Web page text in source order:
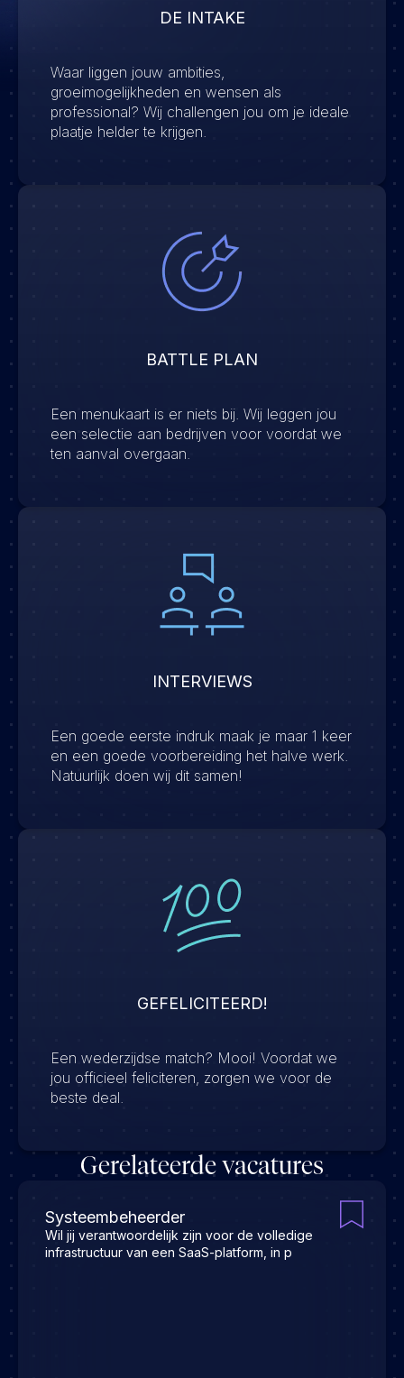
DE INTAKE
Waar liggen jouw ambities,
groeimogelijkheden en wensen als
professional? Wij challengen jou om je ideale
plaatje helder te krijgen.
BATTLE PLAN
Een menukaart is er niets bij. Wij leggen jou
een selectie aan bedrijven voor voordat we
ten aanval overgaan.
INTERVIEWS
Een goede eerste indruk maak je maar 1 keer
en een goede voorbereiding het halve werk.
Natuurlijk doen wij dit samen!
GEFELICITEERD!
Een wederzijdse match? Mooi! Voordat we
jou officieel feliciteren, zorgen we voor de
beste deal.
Gerelateerde vacatures
Systeembeheerder
Wil jij verantwoordelijk zijn voor de volledige
infrastructuur van een SaaS-platform, in p